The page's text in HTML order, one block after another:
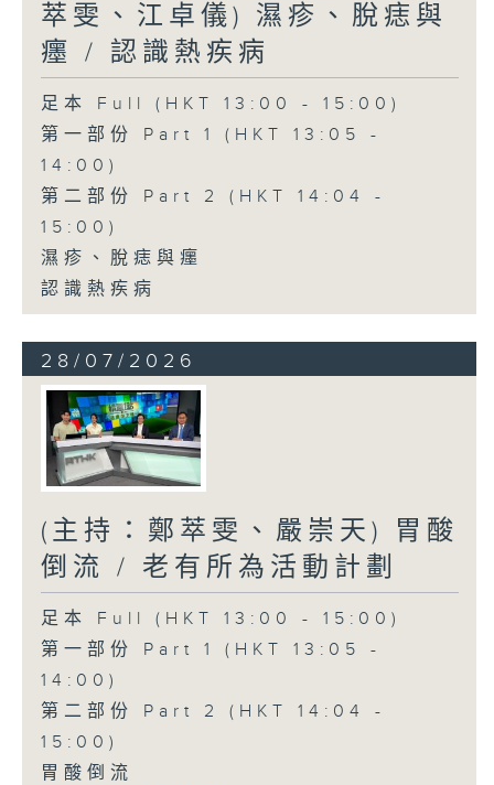
萃雯、江卓儀) 濕疹、脫痣與
癦 / 認識熱疾病
足本 Full (HKT 13:00 - 15:00)
第一部份 Part 1 (HKT 13:05 -
14:00)
第二部份 Part 2 (HKT 14:04 -
15:00)
濕疹、脫痣與癦
認識熱疾病
28/07/2026
(主持：鄭萃雯、嚴崇天) 胃酸
倒流 / 老有所為活動計劃
足本 Full (HKT 13:00 - 15:00)
第一部份 Part 1 (HKT 13:05 -
14:00)
第二部份 Part 2 (HKT 14:04 -
15:00)
胃酸倒流